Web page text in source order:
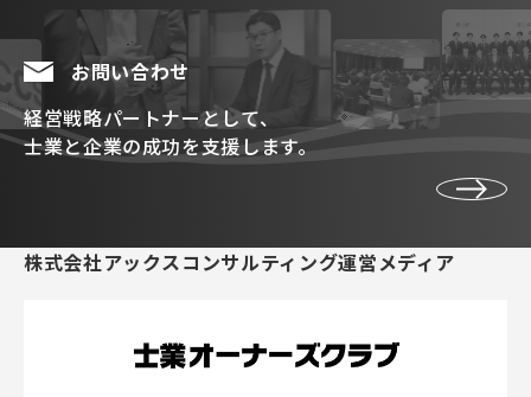
お問い合わせ
経営戦略パートナーとして、
士業と企業の成功を支援します。
株式会社アックスコンサルティング運営メディア